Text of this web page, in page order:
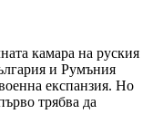
камара на руския
и Румъния
експанзия. Но
трябва да